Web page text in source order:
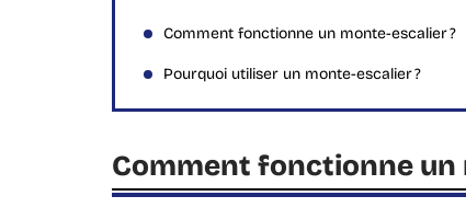
Comment fonctionne un monte-escalier ?
Pourquoi utiliser un monte-escalier ?
Comment fonctionne un